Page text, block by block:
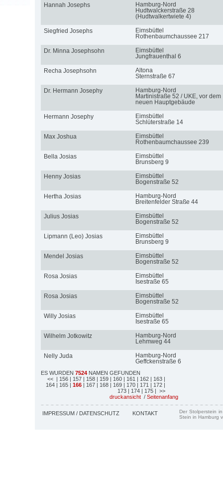
Hannah Josephs
Hamburg-Nord
Hudtwalckerstraße 28
(Hudtwalkertwiete 4)
Siegfried Josephs
Eimsbüttel
Rothenbaumchaussee 217
Dr. Minna Josephsohn
Eimsbüttel
Jungfrauenthal 6
Recha Josephsohn
Altona
Sternstraße 67
Dr. Hermann Josephy
Hamburg-Nord
Martinistraße 52 / UKE, vor dem
neuen Hauptgebäude
Hermann Josephy
Eimsbüttel
Schlüterstraße 14
Max Joshua
Eimsbüttel
Rothenbaumchaussee 239
Bella Josias
Eimsbüttel
Brunsberg 9
Henny Josias
Eimsbüttel
Bogenstraße 52
Hertha Josias
Hamburg-Nord
Breitenfelder Straße 44
Julius Josias
Eimsbüttel
Bogenstraße 52
Lipmann (Leo) Josias
Eimsbüttel
Brunsberg 9
Mendel Josias
Eimsbüttel
Bogenstraße 52
Rosa Josias
Eimsbüttel
Isestraße 65
Rosa Josias
Eimsbüttel
Bogenstraße 52
Willy Josias
Eimsbüttel
Isestraße 65
Wilhelm Jotkowitz
Hamburg-Nord
Lehmweg 44
Nelly Juda
Hamburg-Nord
Geffckenstraße 6
ES WURDEN 7524 NAMEN GEFUNDEN
<< | 156 | 157 | 158 | 159 | 160 | 161 | 162 | 163 |
164 | 165 | 166 | 167 | 168 | 169 | 170 | 171 | 172 |
173 | 174 | 175 | >>
druckansicht / Seitenanfang
IMPRESSUM / DATENSCHUTZ KONTAKT
Der Stolperstein
Stein in Hamburg